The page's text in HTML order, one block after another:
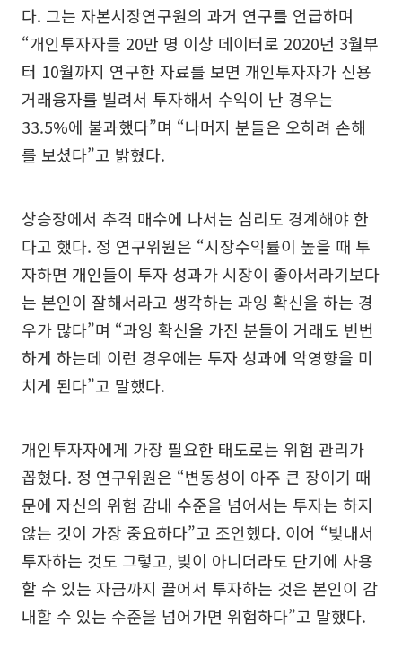
다. 그는 자본시장연구원의 과거 연구를 언급하며
“개인투자자들 20만 명 이상 데이터로 2020년 3월부
터 10월까지 연구한 자료를 보면 개인투자자가 신용
거래융자를 빌려서 투자해서 수익이 난 경우는
33.5%에 불과했다”며 “나머지 분들은 오히려 손해
를 보셨다”고 밝혔다.
상승장에서 추격 매수에 나서는 심리도 경계해야 한
다고 했다. 정 연구위원은 “시장수익률이 높을 때 투
자하면 개인들이 투자 성과가 시장이 좋아서라기보다
는 본인이 잘해서라고 생각하는 과잉 확신을 하는 경
우가 많다”며 “과잉 확신을 가진 분들이 거래도 빈번
하게 하는데 이런 경우에는 투자 성과에 악영향을 미
치게 된다”고 말했다.
개인투자자에게 가장 필요한 태도로는 위험 관리가
꼽혔다. 정 연구위원은 “변동성이 아주 큰 장이기 때
문에 자신의 위험 감내 수준을 넘어서는 투자는 하지
않는 것이 가장 중요하다”고 조언했다. 이어 “빚내서
투자하는 것도 그렇고, 빚이 아니더라도 단기에 사용
할 수 있는 자금까지 끌어서 투자하는 것은 본인이 감
내할 수 있는 수준을 넘어가면 위험하다”고 말했다.